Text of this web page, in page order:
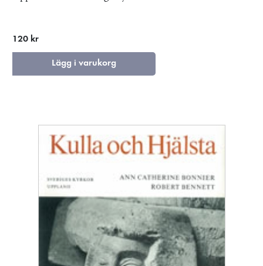
120 kr
Lägg i varukorg